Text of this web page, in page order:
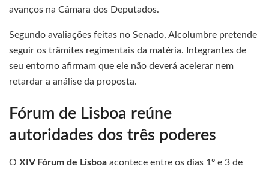
avanços na Câmara dos Deputados.
Segundo avaliações feitas no Senado, Alcolumbre pretende
seguir os trâmites regimentais da matéria. Integrantes de
seu entorno afirmam que ele não deverá acelerar nem
retardar a análise da proposta.
Fórum de Lisboa reúne
autoridades dos três poderes
O XIV Fórum de Lisboa acontece entre os dias 1º e 3 de